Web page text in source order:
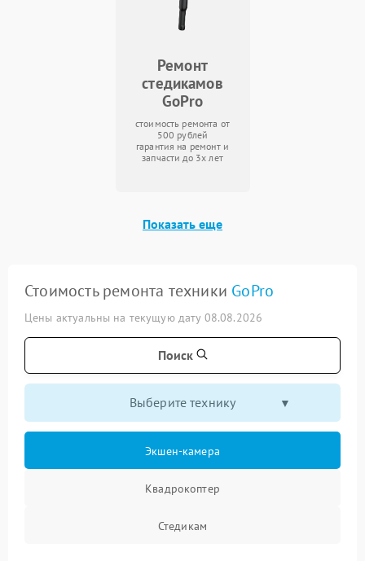
Ремонт
стедикамов
GoPro
стоимость ремонта от
500 рублей
гарантия на ремонт и
запчасти до 3х лет
Показать еще
Стоимость ремонта техники GoPro
Цены актуальны на текущую дату 08.08.2026
Поиск
Выберите технику
Экшен-камера
Квадрокоптер
Стедикам